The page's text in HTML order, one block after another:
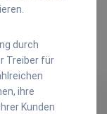
durch
Treiber für
ihre
Kunden